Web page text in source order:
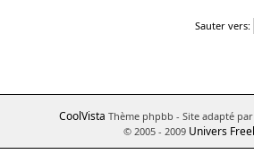
Sauter vers:
CoolVista Thème phpbb - Site adapté par
© 2005 - 2009 Univers